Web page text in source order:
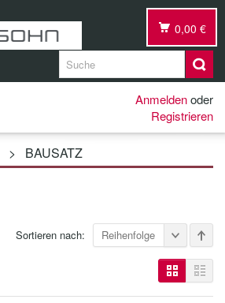
0,00 €
Anmeldenoder
Registrieren
> BAUSATZ
Sortieren nach: Reihenfolge